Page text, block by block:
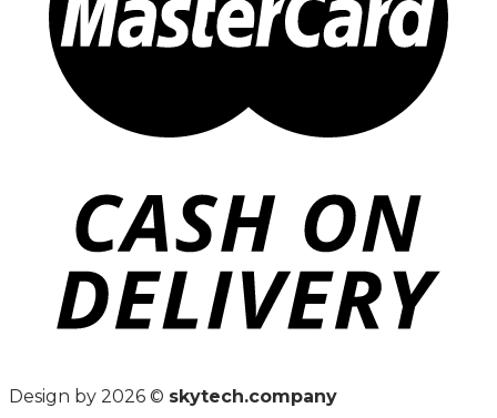
Design by 2026 © skytech.company